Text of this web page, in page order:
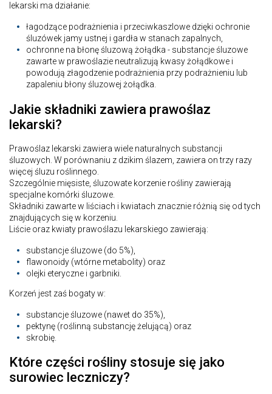
lekarski ma działanie:
łagodzące podrażnienia i przeciwkaszlowe dzięki ochronie
śluzówek jamy ustnej i gardła w stanach zapalnych,
ochronne na błonę śluzową żołądka - substancje śluzowe
zawarte w prawoślazie neutralizują kwasy żołądkowe i
powodują złagodzenie podrażnienia przy podrażnieniu lub
zapaleniu błony śluzowej żołądka.
Jakie składniki zawiera prawoślaz
lekarski?
Prawoślaz lekarski zawiera wiele naturalnych substancji
śluzowych. W porównaniu z dzikim ślazem, zawiera on trzy razy
więcej śluzu roślinnego.
Szczególnie mięsiste, śluzowate korzenie rośliny zawierają
specjalne komórki śluzowe.
Składniki zawarte w liściach i kwiatach znacznie różnią się od tych
znajdujących się w korzeniu.
Liście oraz kwiaty prawoślazu lekarskiego zawierają:
substancje śluzowe (do 5%),
flawonoidy (wtórne metabolity) oraz
olejki eteryczne i garbniki.
Korzeń jest zaś bogaty w:
substancje śluzowe (nawet do 35%),
pektynę (roślinną substancję żelującą) oraz
skrobię.
Które części rośliny stosuje się jako
surowiec leczniczy?